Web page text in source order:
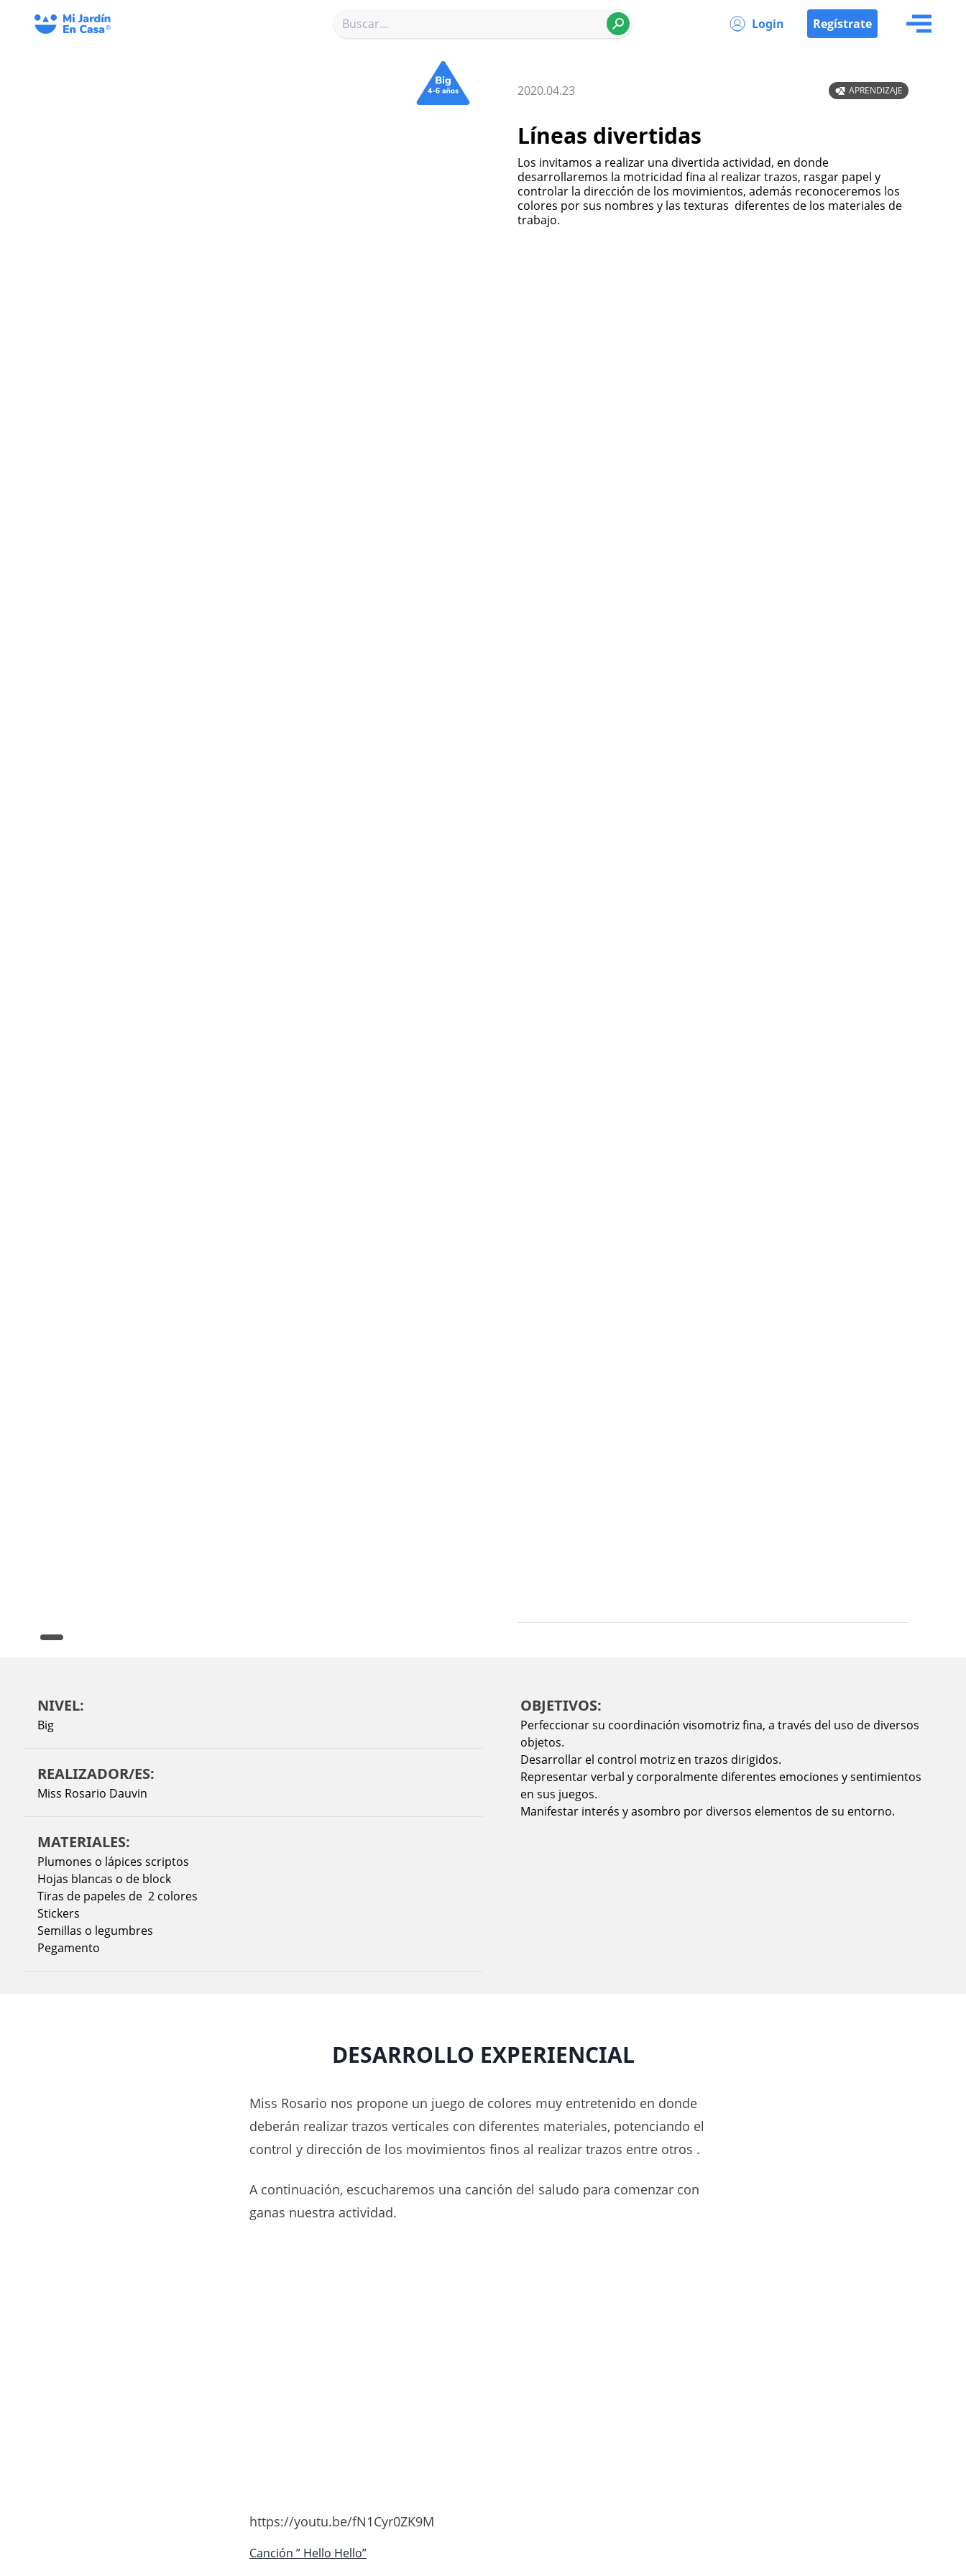
Login Regístrate
2020.04.23 APRENDIZAJE
Líneas divertidas
Los invitamos a realizar una divertida actividad, en donde
desarrollaremos la motricidad fina al realizar trazos, rasgar papel y
controlar la dirección de los movimientos, además reconoceremos los
colores por sus nombres y las texturas diferentes de los materiales de
trabajo.
NIVEL:
Big
REALIZADOR/ES:
Miss Rosario Dauvin
MATERIALES:
Plumones o lápices scriptos
Hojas blancas o de block
Tiras de papeles de 2 colores
Stickers
Semillas o legumbres
Pegamento
OBJETIVOS:
Perfeccionar su coordinación visomotriz fina, a través del uso de diversos
objetos.
Desarrollar el control motriz en trazos dirigidos.
Representar verbal y corporalmente diferentes emociones y sentimientos
en sus juegos.
Manifestar interés y asombro por diversos elementos de su entorno.
DESARROLLO EXPERIENCIAL
Miss Rosario nos propone un juego de colores muy entretenido en donde
deberán realizar trazos verticales con diferentes materiales, potenciando el
control y dirección de los movimientos finos al realizar trazos entre otros .
A continuación, escucharemos una canción del saludo para comenzar con
ganas nuestra actividad.
https://youtu.be/fN1Cyr0ZK9M
Canción ” Hello Hello”